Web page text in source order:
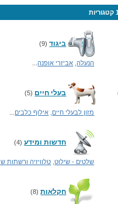
ביגוד (9)
הנעלה, אביזרי אופנה...
בעלי חיים (5)
מזון לבעלי חיים אילוף כלבים
חדשות ומידע (4)
שלטים - שילוט, טלוויזיה ורשתות
חקלאות (8)